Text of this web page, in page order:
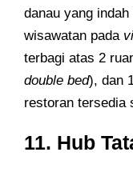
danau yang
wisawatan pada
terbagi atas 2
double bed), dan
restoran tersedia
11. Hub